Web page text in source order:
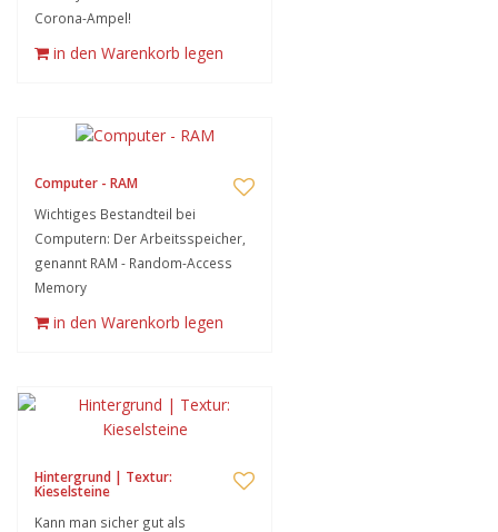
Corona-Ampel!
in den Warenkorb legen
Computer - RAM
Wichtiges Bestandteil bei
Computern: Der Arbeitsspeicher,
genannt RAM - Random-Access
Memory
in den Warenkorb legen
Hintergrund | Textur:
Kieselsteine
Kann man sicher gut als